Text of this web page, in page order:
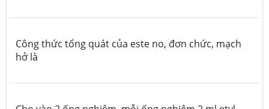
Công thức tổng quát của este no, đơn chức, mạch
hở là